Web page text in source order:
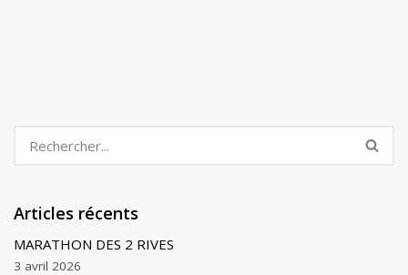
Articles récents
MARATHON DES 2 RIVES
3 avril 2026